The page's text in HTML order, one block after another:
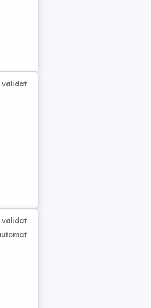
validat
validat